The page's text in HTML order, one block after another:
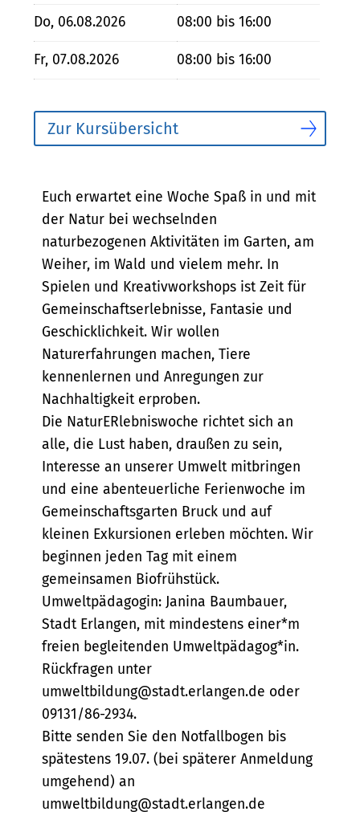
Do, 06.08.2026
Fr, 07.08.2026
08:00 bis 16:00
08:00 bis 16:00
Zur Kursübersicht
Bescheibung
Euch erwartet eine Woche Spaß in und mit
der Natur bei wechselnden
naturbezogenen Aktivitäten im Garten, am
Weiher, im Wald und vielem mehr. In
Spielen und Kreativworkshops ist Zeit für
Gemeinschaftserlebnisse, Fantasie und
Geschicklichkeit. Wir wollen
Naturerfahrungen machen, Tiere
kennenlernen und Anregungen zur
Nachhaltigkeit erproben.
Die NaturERlebniswoche richtet sich an
alle, die Lust haben, draußen zu sein,
Interesse an unserer Umwelt mitbringen
und eine abenteuerliche Ferienwoche im
Gemeinschaftsgarten Bruck und auf
kleinen Exkursionen erleben möchten. Wir
beginnen jeden Tag mit einem
gemeinsamen Biofrühstück.
Umweltpädagogin: Janina Baumbauer,
Stadt Erlangen, mit mindestens einer*m
freien begleitenden Umweltpädagog*in.
Rückfragen unter
umweltbildung@stadt.erlangen.de oder
09131/86-2934.
Bitte senden Sie den Notfallbogen bis
spätestens 19.07. (bei späterer Anmeldung
umgehend) an
umweltbildung@stadt.erlangen.de